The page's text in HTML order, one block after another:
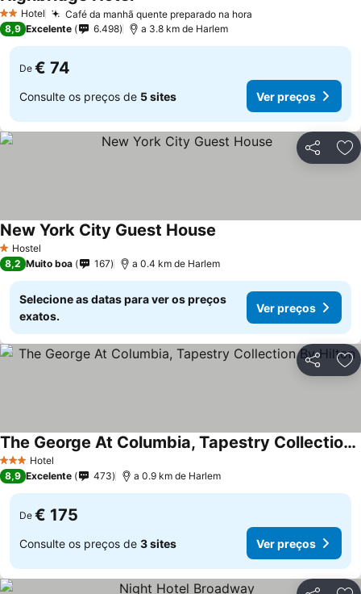
2 Estrelas
Hotel Café da manhã quente preparado na hora
8,9 Excelente 6.498 a 3.8 km de Harlem
De € 74
Consulte os preços de 5 sites Ver preços
Partilhar
1 Estrelas
Hostel
New York City Guest House
8,2 Muito boa 167 a 0.4 km de Harlem
Selecione as datas para ver os preços
exatos.
Ver preços
Partilhar
3 EstrelasHotel
The George At Columbia, Tapestry Collection By Hilton
8,9 Excelente 473 a 0.9 km de Harlem
De € 175
Consulte os preços de 3 sites Ver preços